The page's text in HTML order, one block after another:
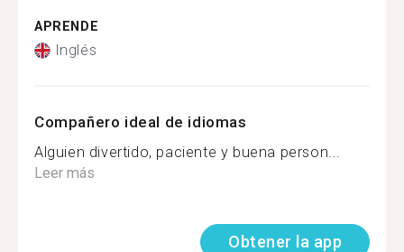
APRENDE
Inglés
Compañero ideal de idiomas
Alguien divertido, paciente y buena person...
Leer más
Obtener la app